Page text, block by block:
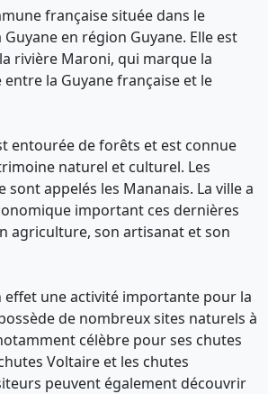
française située dans le
en région Guyane. Elle est
rivière Maroni, qui marque la
la Guyane française et le
entourée de forêts et est connue
naturel et culturel. Les
sont appelés les Mananais. La ville a
important ces dernières
agriculture, son artisanat et son
effet une activité importante pour la
de nombreux sites naturels à
célèbre pour ses chutes
Voltaire et les chutes
peuvent également découvrir